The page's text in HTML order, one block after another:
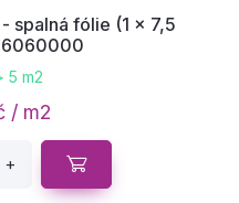
spalná fólie (1 × 7,5
5 m2
/ m2
+